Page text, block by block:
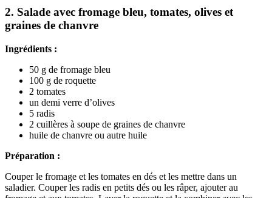
2. Salade avec fromage bleu, tomates, olives et
graines de chanvre
Ingrédients :
50 g de fromage bleu
100 g de roquette
2 tomates
un demi verre d’olives
5 radis
2 cuillères à soupe de graines de chanvre
huile de chanvre ou autre huile
Préparation :
Couper le fromage et les tomates en dés et les mettre dans un
saladier. Couper les radis en petits dés ou les râper, ajouter au